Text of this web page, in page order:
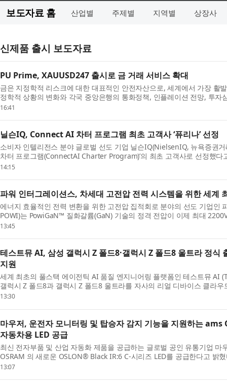
보도자료 홈 산업별 주제별 지역별 상장사
신제품 출시 보도자료
PU Prime, XAUUSD247 출시로 금 거래 서비스 확대
금은 지정학적 리스크에 대한 대표적인 안전자산으로, 세계에서 가장 활
정학적 상황의 변화와 각국 중앙은행의 통화정책, 인플레이션 전망, 투자
16:41
닐슨IQ, Connect AI 차터 프로그램 최초 고객사 ‘퓨리나’ 선정
소비자 인텔리전스 분야 글로벌 선도 기업 닐슨IQ(NielsenIQ, 뉴욕증권
차터 프로그램(ConnectAI Charter Program)’의 최초 고객사로 선정했다
14:15
파워 인터그레이션스, 차세대 고전압 전력 시스템을 위한 세계
에너지 효율적인 전력 변환을 위한 고전압 집적회로 분야의 선도 기업
POWI)는 PowiGaN™ 질화갈륨(GaN) 기술의 정격 전압이 이제 최대
13:45
테스트뮤 AI, 삼성 갤럭시 Z 폴드8·갤럭시 Z 폴드8 울트라 정식
지원
세계 최초의 풀스택 에이전틱 AI 품질 엔지니어링 플랫폼인 테스트뮤 AI
갤럭시 Z 폴드8과 갤럭시 Z 폴드8 울트라를 자사의 리얼 디바이스 클라
13:30
마우저, 운전자 모니터링 및 탑승자 감지 기능을 지원하는 ams
자동차용 LED 공급
최신 전자부품 및 산업 자동화 제품을 공급하는 글로벌 공인 유통기업
OSRAM 의 새로운 OSLON® Black IR:6 C-시리즈 LED를 공급한다고 밝
13:07